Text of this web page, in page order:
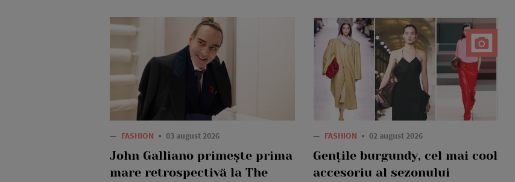
— FASHION 03 august 2026
John Galliano primește prima
mare retrospectivă la The
— FASHION 02 august 2026
Gențile burgundy, cel mai cool
accesoriu al sezonului